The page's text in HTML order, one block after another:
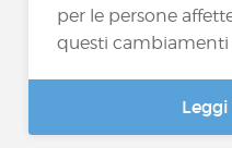
per le persone
questi cambiamenti